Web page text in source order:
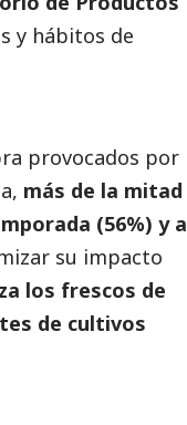
y hábitos de
provocados por
más de la mitad
(56%) y a
su impacto
los frescos de
de cultivos